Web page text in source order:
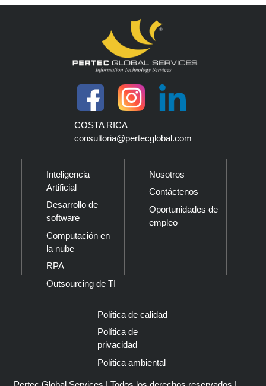
COSTA RICA
consultoria@pertecglobal.com
Inteligencia
Artificial
Desarrollo de
software
Computación en
la nube
RPA
Outsourcing de TI
Nosotros
Contáctenos
Oportunidades de
empleo
Política de calidad
Política de
privacidad
Política ambiental